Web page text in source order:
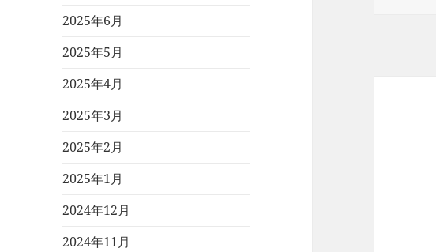
2025年6月
2025年5月
2025年4月
2025年3月
2025年2月
2025年1月
2024年12月
2024年11月